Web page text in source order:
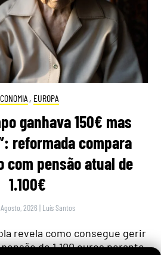
, EUROPA
ganhava 150€ mas
reformada compara
com pensão atual de
1.100€
2026 | Luís Santos
revela como consegue gerir
de 1.100 euros perante